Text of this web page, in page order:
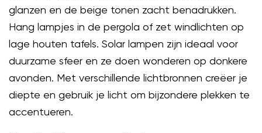
glanzen en de beige tonen zacht benadrukken.
Hang lampjes in de pergola of zet windlichten op
lage houten tafels. Solar lampen zijn ideaal voor
duurzame sfeer en ze doen wonderen op donkere
avonden. Met verschillende lichtbronnen creëer je
diepte en gebruik je licht om bijzondere plekken te
accentueren.